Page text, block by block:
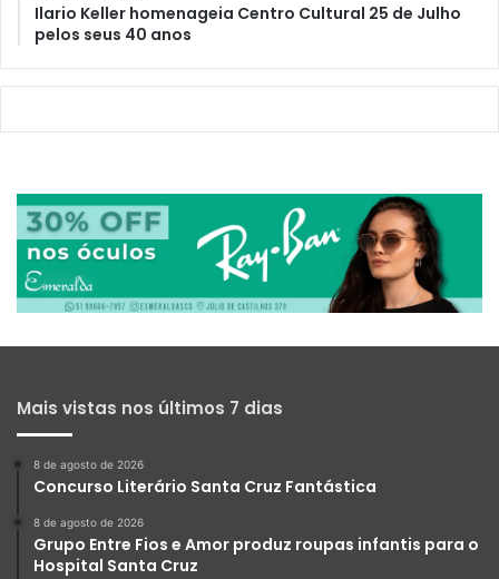
Ilario Keller homenageia Centro Cultural 25 de Julho
pelos seus 40 anos
Mais vistas nos últimos 7 dias
8 de agosto de 2026
Concurso Literário Santa Cruz Fantástica
8 de agosto de 2026
Grupo Entre Fios e Amor produz roupas infantis para o
Hospital Santa Cruz